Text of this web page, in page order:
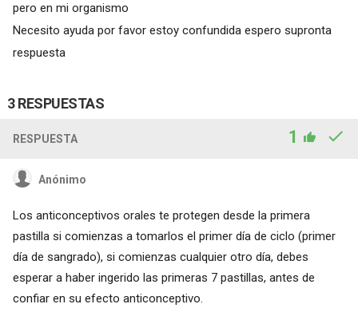
pero en mi organismo
Necesito ayuda por favor estoy confundida espero supronta
respuesta
3 RESPUESTAS
RESPUESTA 1
Anónimo
Los anticonceptivos orales te protegen desde la primera
pastilla si comienzas a tomarlos el primer día de ciclo (primer
día de sangrado), si comienzas cualquier otro día, debes
esperar a haber ingerido las primeras 7 pastillas, antes de
confiar en su efecto anticonceptivo.